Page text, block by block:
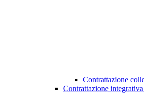
Contrattazione
Contrattazione integrativa